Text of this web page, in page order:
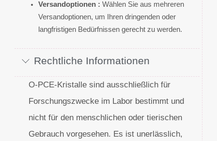
Versandoptionen : Wählen Sie aus mehreren
Versandoptionen, um Ihren dringenden oder
langfristigen Bedürfnissen gerecht zu werden.
Rechtliche Informationen
O-PCE-Kristalle sind ausschließlich für
Forschungszwecke im Labor bestimmt und
nicht für den menschlichen oder tierischen
Gebrauch vorgesehen. Es ist unerlässlich,